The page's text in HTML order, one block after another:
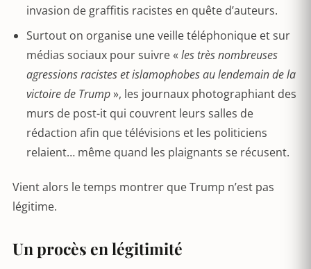
invasion de graffitis racistes en quête d’auteurs.
Surtout on organise une veille téléphonique et sur
médias sociaux pour suivre « les très nombreuses
agressions racistes et islamophobes au lendemain de la
victoire de Trump», les journaux photographiant des
murs de post-it qui couvrent leurs salles de
rédaction afin que télévisions et les politiciens
relaient… même quand les plaignants se récusent.
Vient alors le temps montrer que Trump n’est pas
légitime.
Un procès en légitimité